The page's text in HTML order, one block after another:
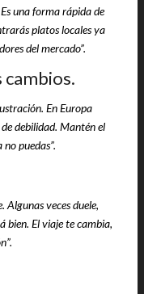
una forma rápida de
platos locales ya
del mercado”.
cambios.
En Europa
debilidad. Mantén el
puedas”.
Algunas veces duele,
bien. El viaje te cambia,